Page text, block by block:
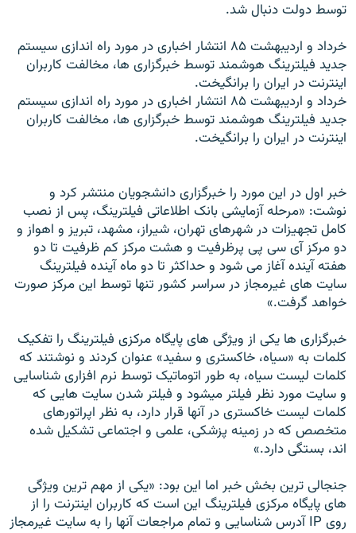
توسط دولت دنبال شد.
خرداد و ارديبهشت ۸۵ انتشار اخباری در مورد راه اندازی سيستم
جديد فيلترينگ هوشمند توسط خبرگزاری ها، مخالفت کاربران
اينترنت در ايران را برانگيخت.
خرداد و ارديبهشت ۸۵ انتشار اخباری در مورد راه اندازی سيستم
جديد فيلترينگ هوشمند توسط خبرگزاری ها، مخالفت کاربران
اينترنت در ايران را برانگيخت.
خبر اول در اين مورد را خبرگزاری دانشجويان منتشر کرد و
نوشت: «مرحله آزمايشی بانک اطلاعاتی فيلترينگ، پس از نصب
کامل تجهيزات در شهرهای تهران، شيراز، مشهد، تبريز و اهواز و
دو مرکز آی سی پی پرظرفيت و هشت مرکز کم ظرفيت تا دو
هفته آينده آغاز می شود و حداکثر تا دو ماه آينده فيلترينگ
سايت های غيرمجاز در سراسر کشور تنها توسط اين مرکز صورت
خواهد گرفت.»
خبرگزاری ها يکی از ويژگی های پايگاه مرکزی فيلترينگ را تفکيک
کلمات به «سياه، خاکستری و سفيد» عنوان کردند و نوشتند که
کلمات ليست سياه، به طور اتوماتيک توسط نرم افزاری شناسايی
و سايت مورد نظر فيلتر ميشود و فيلتر شدن سايت هايی که
کلمات ليست خاکستری در آنها قرار دارد، به نظر اپراتورهای
متخصص که در زمينه پزشکی، علمی و اجتماعی تشکيل شده
اند، بستگی دارد.»
جنجالی ترين بخش خبر اما اين بود: «يکی از مهم ترين ويژگی
های پايگاه مرکزی فيلترينگ اين است که کاربران اينترنت را از
روی IP آدرس شناسايی و تمام مراجعات آنها را به سايت غيرمجاز